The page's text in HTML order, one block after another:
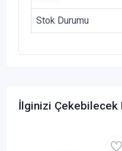
Stok Durumu
İlginizi Çekebilecek